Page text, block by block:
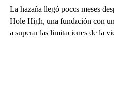
La hazaña llegó pocos meses
Hole High, una fundación con
a superar las limitaciones de la